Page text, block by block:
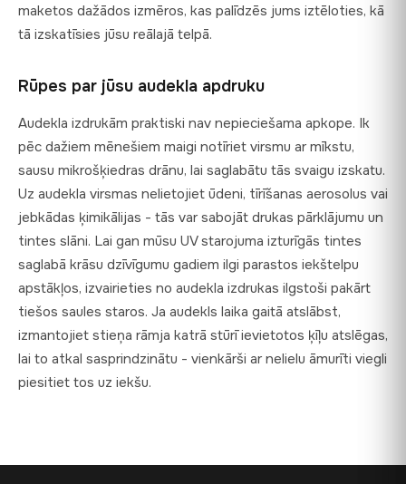
maketos dažādos izmēros, kas palīdzēs jums iztēloties, kā
tā izskatīsies jūsu reālajā telpā.
Rūpes par jūsu audekla apdruku
Audekla izdrukām praktiski nav nepieciešama apkope. Ik
pēc dažiem mēnešiem maigi notīriet virsmu ar mīkstu,
sausu mikrošķiedras drānu, lai saglabātu tās svaigu izskatu.
Uz audekla virsmas nelietojiet ūdeni, tīrīšanas aerosolus vai
jebkādas ķimikālijas - tās var sabojāt drukas pārklājumu un
tintes slāni. Lai gan mūsu UV starojuma izturīgās tintes
saglabā krāsu dzīvīgumu gadiem ilgi parastos iekštelpu
apstākļos, izvairieties no audekla izdrukas ilgstoši pakārt
tiešos saules staros. Ja audekls laika gaitā atslābst,
izmantojiet stieņa rāmja katrā stūrī ievietotos ķīļu atslēgas,
lai to atkal sasprindzinātu - vienkārši ar nelielu āmurīti viegli
piesitiet tos uz iekšu.